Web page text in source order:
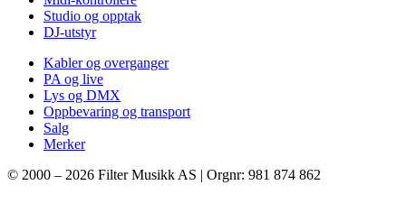
Studio og opptak
DJ-utstyr
Kabler og overganger
PA og live
Lys og DMX
Oppbevaring og transport
Salg
Merker
© 2000 – 2026 Filter Musikk AS | Orgnr: 981 874 862